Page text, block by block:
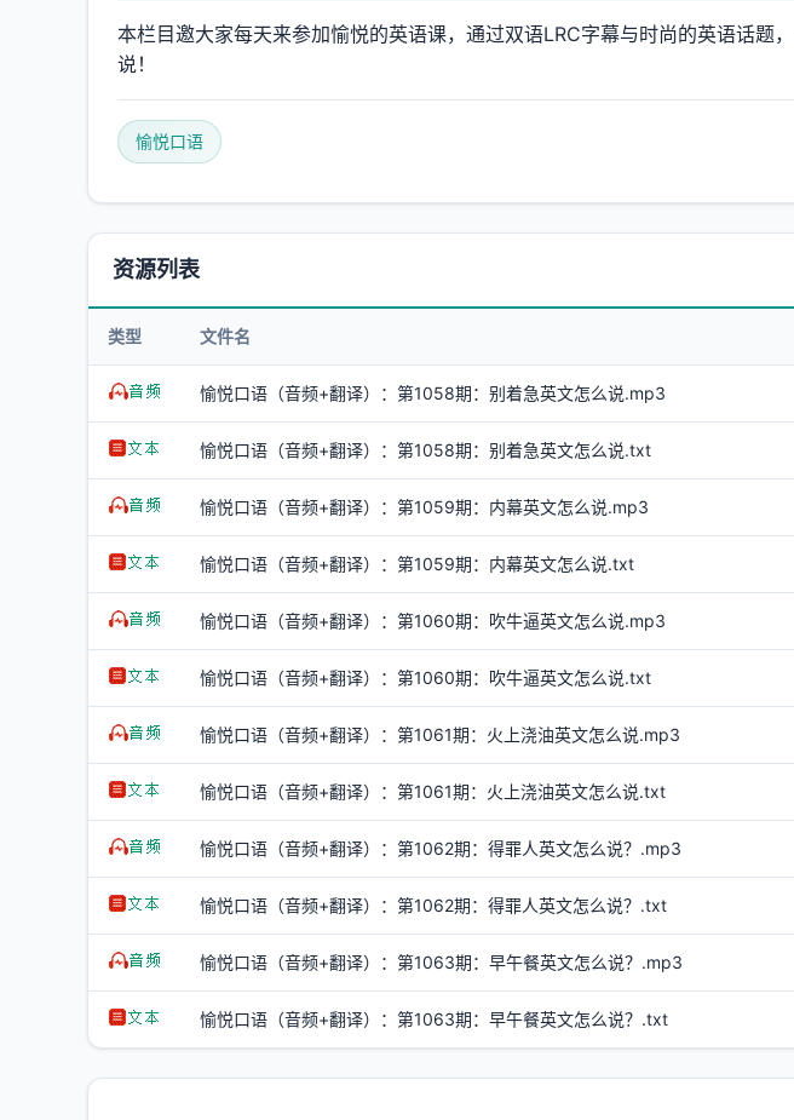
本栏目邀大家每天来参加愉悦的英语课，通过双语LRC字幕与时尚的英语话题
说！
愉悦口语
资源列表
类型 文件名
愉悦口语（音频+翻译）：第1058期：别着急英文怎么说.mp3
愉悦口语（音频+翻译）：第1058期：别着急英文怎么说.txt
愉悦口语（音频+翻译）：第1059期：内幕英文怎么说.mp3
愉悦口语（音频+翻译）：第1059期：内幕英文怎么说.txt
愉悦口语（音频+翻译）：第1060期：吹牛逼英文怎么说.mp3
愉悦口语（音频+翻译）：第1060期：吹牛逼英文怎么说.txt
愉悦口语（音频+翻译）：第1061期：火上浇油英文怎么说.mp3
愉悦口语（音频+翻译）：第1061期：火上浇油英文怎么说.txt
愉悦口语（音频+翻译）：第1062期：得罪人英文怎么说？.mp3
愉悦口语（音频+翻译）：第1062期：得罪人英文怎么说？.txt
愉悦口语（音频+翻译）：第1063期：早午餐英文怎么说？.mp3
愉悦口语（音频+翻译）：第1063期：早午餐英文怎么说？.txt